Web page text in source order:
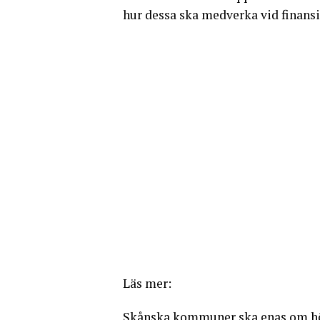
hur dessa ska medverka vid
Läs mer: